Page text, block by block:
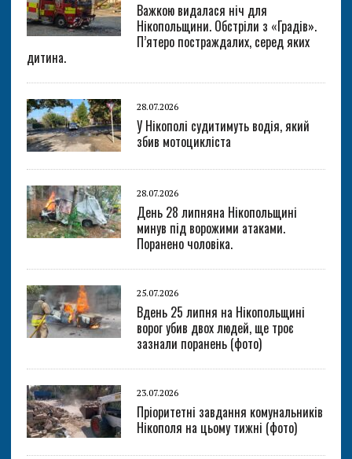
Важкою видалася ніч для
Нікопольщини. Обстріли з «Градів».
П’ятеро постраждалих, серед яких
дитина.
28.07.2026
У Нікополі судитимуть водія, який
збив мотоцикліста
28.07.2026
День 28 липняна Нікопольщині
минув під ворожими атаками.
Поранено чоловіка.
25.07.2026
Вдень 25 липня на Нікопольщині
ворог убив двох людей, ще троє
зазнали поранень (фото)
23.07.2026
Пріоритетні завдання комунальників
Нікополя на цьому тижні (фото)